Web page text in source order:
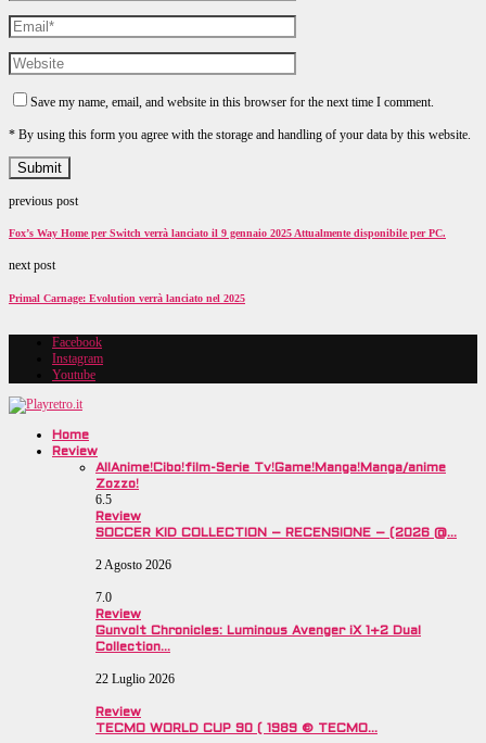
Save my name, email, and website in this browser for the next time I comment.
* By using this form you agree with the storage and handling of your data by this website.
previous post
Fox’s Way Home per Switch verrà lanciato il 9 gennaio 2025 Attualmente disponibile per PC.
next post
Primal Carnage: Evolution verrà lanciato nel 2025
Facebook
Instagram
Youtube
Home
Review
All Anime!Cibo!film-Serie Tv!Game!Manga!Manga/anime
Zozzo!
6.5
Review
SOCCER KID COLLECTION – RECENSIONE – (2026 @…
2 Agosto 2026
7.0
Review
Gunvolt Chronicles: Luminous Avenger iX 1+2 Dual
Collection…
22 Luglio 2026
Review
TECMO WORLD CUP 90 ( 1989 © TECMO…